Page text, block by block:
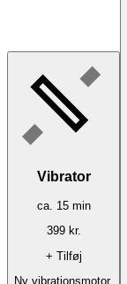
Vibrator
ca. 15min
399kr.
+ Tilføj
Ny vibrationsmotor.